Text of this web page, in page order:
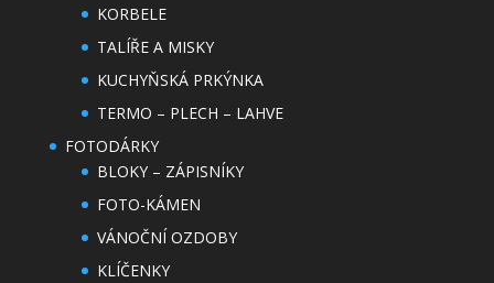
KORBELE
TALÍŘE A MISKY
KUCHYŇSKÁ PRKÝNKA
TERMO – PLECH – LAHVE
FOTODÁRKY
BLOKY – ZÁPISNÍKY
FOTO-KÁMEN
VÁNOČNÍ OZDOBY
KLÍČENKY